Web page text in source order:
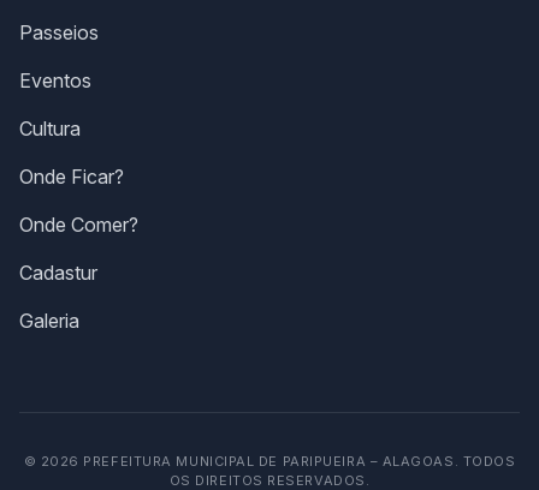
Passeios
Eventos
Cultura
Onde Ficar?
Onde Comer?
Cadastur
Galeria
© 2026 PREFEITURA MUNICIPAL DE PARIPUEIRA – ALAGOAS. TODOS
OS DIREITOS RESERVADOS.